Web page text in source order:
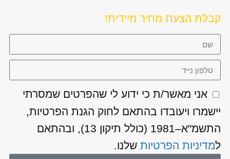
קבלת הצעת מחיר מיידית!
אני מאשר/ת כי ידוע לי שהפרטים שמסרתי
יישמרו ויעובדו בהתאם לחוק הגנת הפרטיות,
התשמ"א–1981 (כולל תיקון 13), ובהתאם
למדיניות הפרטיותשלנו.